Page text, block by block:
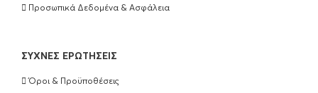
Προσωπικά Δεδομένα & Ασφάλεια
ΣΥΧΝΈΣ ΕΡΩΤΉΣΕΙΣ
Όροι & Προϋποθέσεις